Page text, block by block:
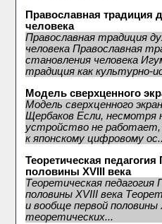
Православная традиция
человека
Православная традиция
человека Православная
становления человека
традиция как культурно-
Модель сверхценного
Модель сверхценного
Щербаков Если, несмотря
устройство не
к японскому цифровому
Теоретическая
половины XVIII века
Теоретическая педагогия
половины XVIII века
и вообще первой
теоретических...